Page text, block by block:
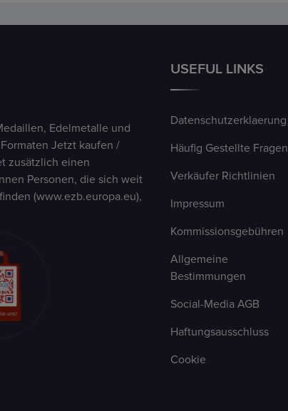
Edelmetalle und
Jetzt kaufen /
zusätzlich einen
Personen, die sich weit
(www.ezb.europa.eu),
USEFUL LINKS
Datenschutzerklaerung
Häufig Gestellte Fragen
Verkäufer Richtlinien
Impressum
Kommissionsgebühren
Allgemeine
Bestimmungen
Social-Media AGB
Haftungsausschluss
Cookie